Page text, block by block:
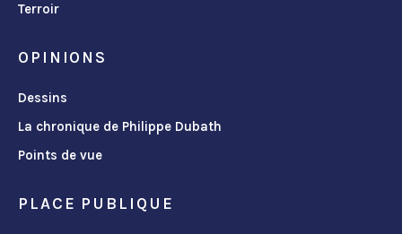
Terroir
OPINIONS
Dessins
La chronique de Philippe Dubath
Points de vue
PLACE PUBLIQUE